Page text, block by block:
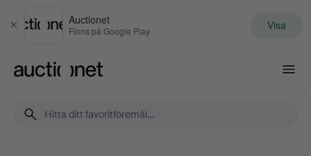
Stäng
Auctionet
Finns på Google Play Visa